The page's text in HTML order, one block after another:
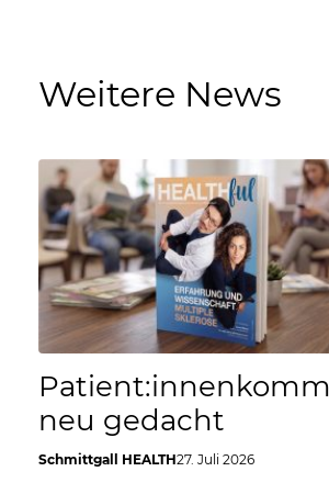
Weitere News
neu gedacht
Schmittgall HEALTH27. Juli 2026